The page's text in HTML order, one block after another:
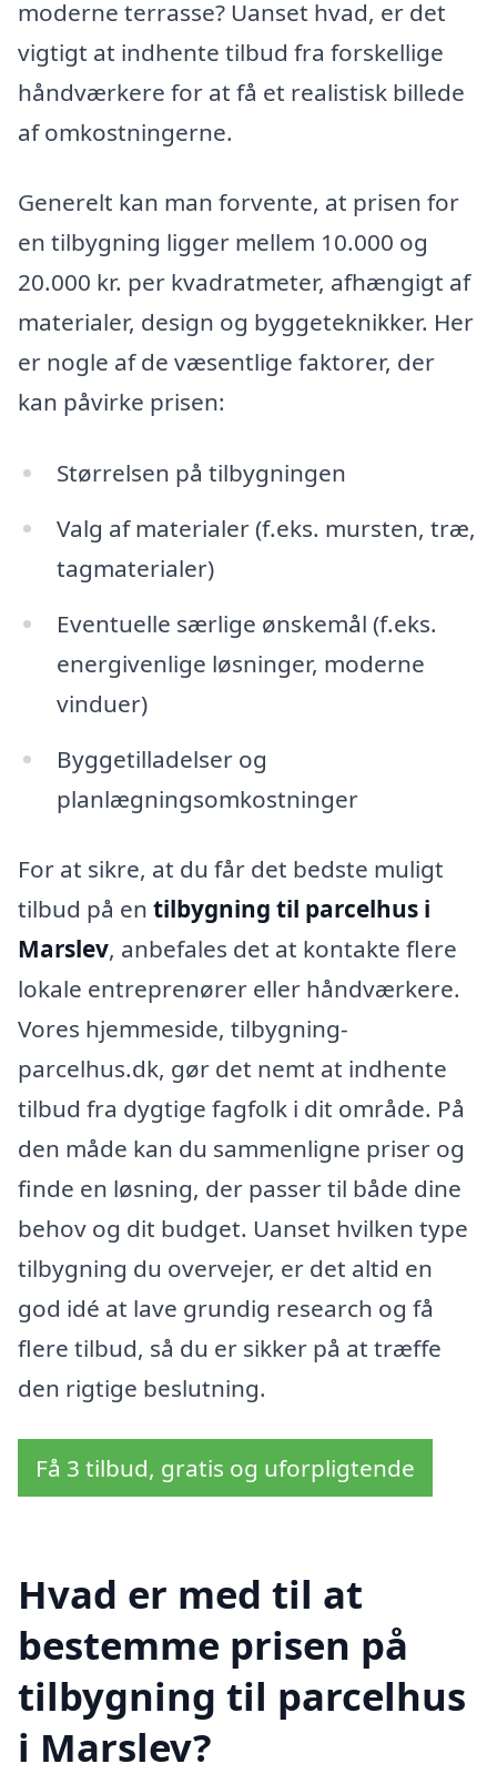
moderne terrasse? Uanset hvad, er det
vigtigt at indhente tilbud fra forskellige
håndværkere for at få et realistisk billede
af omkostningerne.
Generelt kan man forvente, at prisen for
en tilbygning ligger mellem 10.000 og
20.000 kr. per kvadratmeter, afhængigt af
materialer, design og byggeteknikker. Her
er nogle af de væsentlige faktorer, der
kan påvirke prisen:
Størrelsen på tilbygningen
Valg af materialer (f.eks. mursten, træ,
tagmaterialer)
Eventuelle særlige ønskemål (f.eks.
energivenlige løsninger, moderne
vinduer)
Byggetilladelser og
planlægningsomkostninger
For at sikre, at du får det bedste muligt
tilbud på en tilbygning til parcelhus i
Marslev, anbefales det at kontakte flere
lokale entreprenører eller håndværkere.
Vores hjemmeside, tilbygning-
parcelhus.dk, gør det nemt at indhente
tilbud fra dygtige fagfolk i dit område. På
den måde kan du sammenligne priser og
finde en løsning, der passer til både dine
behov og dit budget. Uanset hvilken type
tilbygning du overvejer, er det altid en
god idé at lave grundig research og få
flere tilbud, så du er sikker på at træffe
den rigtige beslutning.
Få 3 tilbud, gratis og uforpligtende
Hvad er med til at
bestemme prisen på
tilbygning til parcelhus
i Marslev?